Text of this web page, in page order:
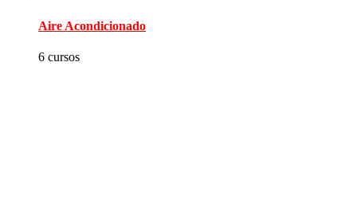
Aire Acondicionado
6 cursos